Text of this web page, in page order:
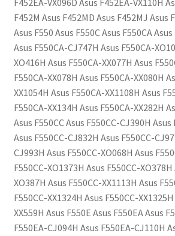
F452EA-VX096D Asus F452EA-VX110H
F452M Asus F452MD Asus F452MJ Asus
Asus F550 Asus F550C Asus F550CA
Asus F550CA-CJ747H Asus F550CA-
XO416H Asus F550CA-XX077H Asus
F550CA-XX078H Asus F550CA-XX080H
XX1054H Asus F550CA-XX1108H Asus
F550CA-XX134H Asus F550CA-XX282H
Asus F550CC Asus F550CC-CJ390H Asus
Asus F550CC-CJ832H Asus F550CC-
CJ993H Asus F550CC-XO068H Asus
F550CC-XO1373H Asus F550CC-XO378H
XO387H Asus F550CC-XX1113H Asus
F550CC-XX1324H Asus F550CC-
XX559H Asus F550E Asus F550EA Asus
F550EA-CJ094H Asus F550EA-CJ110H